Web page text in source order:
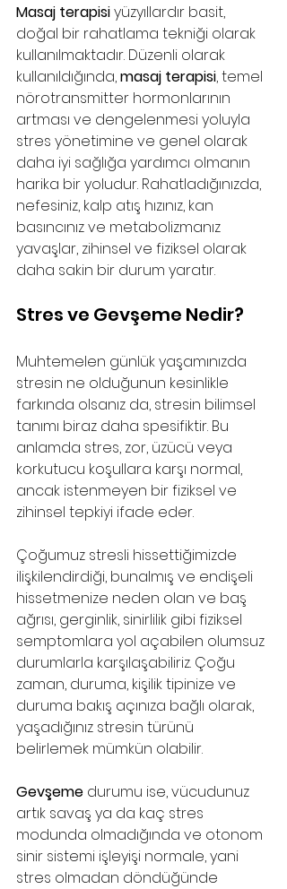
Masaj terapisi yüzyıllardır basit,
doğal bir rahatlama tekniği olarak
kullanılmaktadır. Düzenli olarak
kullanıldığında, masaj terapisi, temel
nörotransmitter hormonlarının
artması ve dengelenmesi yoluyla
stres yönetimine ve genel olarak
daha iyi sağlığa yardımcı olmanın
harika bir yoludur. Rahatladığınızda,
nefesiniz, kalp atış hızınız, kan
basıncınız ve metabolizmanız
yavaşlar, zihinsel ve fiziksel olarak
daha sakin bir durum yaratır.
Stres ve Gevşeme Nedir?
Muhtemelen günlük yaşamınızda
stresin ne olduğunun kesinlikle
farkında olsanız da, stresin bilimsel
tanımı biraz daha spesifiktir. Bu
anlamda stres, zor, üzücü veya
korkutucu koşullara karşı normal,
ancak istenmeyen bir fiziksel ve
zihinsel tepkiyi ifade eder.
Çoğumuz stresli hissettiğimizde
ilişkilendirdiği, bunalmış ve endişeli
hissetmenize neden olan ve baş
ağrısı, gerginlik, sinirlilik gibi fiziksel
semptomlara yol açabilen olumsuz
durumlarla karşılaşabiliriz. Çoğu
zaman, duruma, kişilik tipinize ve
duruma bakış açınıza bağlı olarak,
yaşadığınız stresin türünü
belirlemek mümkün olabilir.
Gevşeme durumu ise, vücudunuz
artık savaş ya da kaç stres
modunda olmadığında ve otonom
sinir sistemi işleyişi normale, yani
stres olmadan döndüğünde